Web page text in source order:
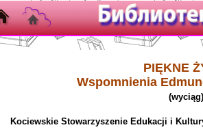
PIĘKNE
Wspomnienia
(wyciąg)
Kociewskie Stowarzyszenie Edukacji i